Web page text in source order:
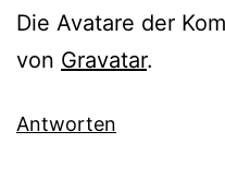
Die Avatare der
von Gravatar.
Antworten